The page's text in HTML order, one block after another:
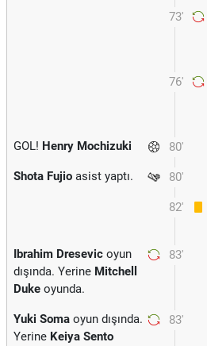
73'
76'
80'
GOL! Henry Mochizuki
80'
Shota Fujio asist yaptı.
82'
83'
Ibrahim Dresevic oyun
dışında. Yerine Mitchell
Duke oyunda.
83'
Yuki Soma oyun dışında.
Yerine Keiya Sento